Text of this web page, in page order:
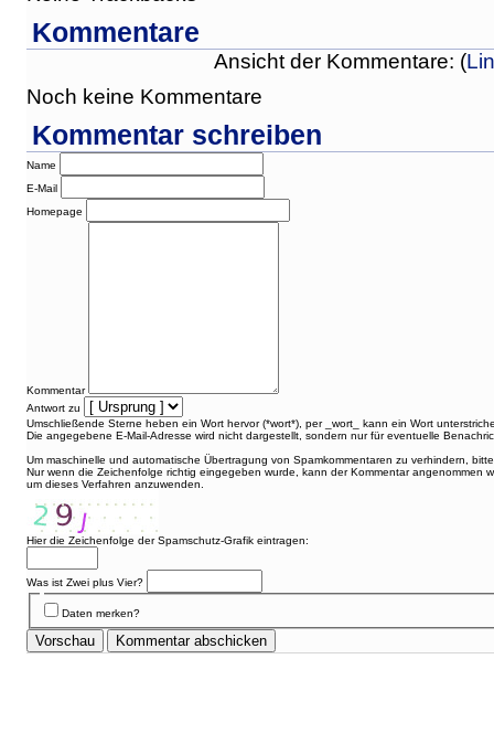
Kommentare
Ansicht der Kommentare: (
Noch keine Kommentare
Kommentar schreiben
Name
E-Mail
Homepage
Kommentar
Antwort zu
Umschließende Sterne heben ein Wort hervor (*wort*), per _wort_ kann ein Wort
Die angegebene E-Mail-Adresse wird nicht dargestellt, sondern nur für eventuelle
Um maschinelle und automatische Übertragung von Spamkommentaren zu verhindern,
Nur wenn die Zeichenfolge richtig eingegeben wurde, kann der Kommentar angenommen
um dieses Verfahren anzuwenden.
Hier die Zeichenfolge der Spamschutz-Grafik eintragen:
Was ist Zwei plus Vier?
Daten merken?